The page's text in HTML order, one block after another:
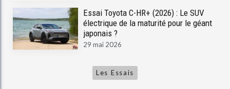
Essai Toyota C-HR+ (2026) : Le SUV
électrique de la maturité pour le géant
japonais ?
29 mai 2026
Les Essais